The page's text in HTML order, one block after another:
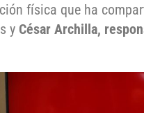
física que ha
y César Archilla,